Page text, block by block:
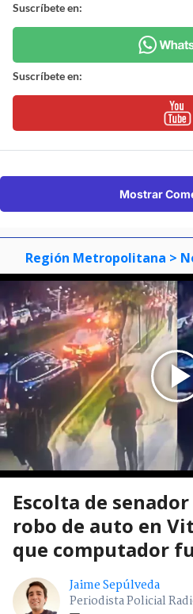
Suscríbete en:
Suscríbete en:
Mostrar
Región Metropolitana >
Escolta de
robo de auto en
que computador
Jaime Sepúlveda
Periodista Policial